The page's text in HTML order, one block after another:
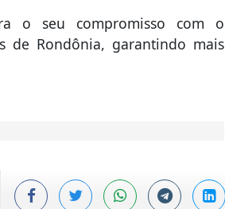
o seu compromisso com o
de Rondônia, garantindo mais